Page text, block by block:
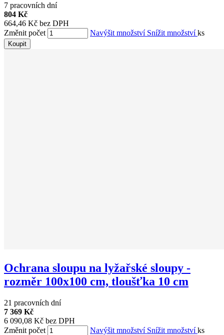
7 pracovních dní
804 Kč
664,46 Kč bez DPH
Změnit počet
Navýšit množství Snížit množstvíks
Koupit
Ochrana sloupu na lyžařské sloupy -
rozměr 100x100 cm, tloušťka 10 cm
21 pracovních dní
7 369 Kč
6 090,08 Kč bez DPH
Změnit počet
Navýšit množství Snížit množstvíks